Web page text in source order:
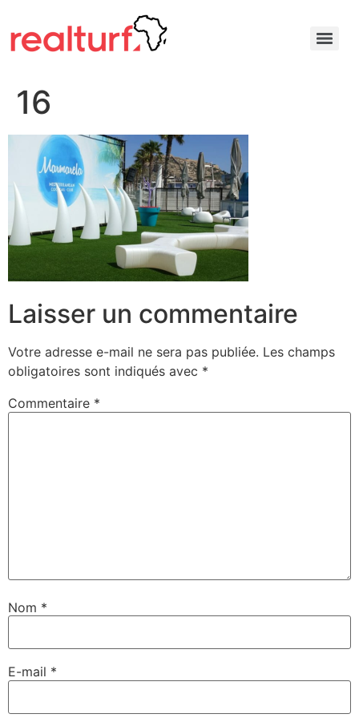
16
Laisser un commentaire
Votre adresse e-mail ne sera pas publiée. Les champs
obligatoires sont indiqués avec *
Commentaire *
Nom *
E-mail *